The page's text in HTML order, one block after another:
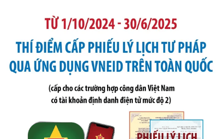
Tên: Thông tư số 105/2026/TT-BTC của Bộ Tài chính: Bãi
bỏ Thông tư số 87/2019/TT- BТC ngày 19 tháng 12 năm
2019 của Bộ trưởng Bộ Tài chính hướng dẫn thực hiện xử
phạt vi phạm hành chính trong lĩnh vực kho bạc nhà nước
Ngày ban hành: 21/07/2026
Số kí hiệu:291/2026/NĐ-CP
Tên: Nghị định số 291/2026/NĐ-CP của Chính phủ: Sửa
đổi, bổ sung một số điều của Nghị định số 125/2020/NĐ-СР
ngày 19 tháng 10 năm 2020 của Chính phủ quy định xử
phạt vi phạm hành chính về thuế, hóa đơn được sửa đổi, bổ
sung bởi Nghị định số 102/2021/NĐ-CP
Ngày ban hành: 20/07/2026